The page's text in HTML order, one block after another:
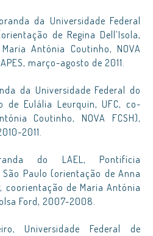
da Universidade Federal
de Regina Dell’Isola,
Antónia Coutinho, NOVA
março-agosto de 2011.
da Universidade Federal do
de Eulália Leurquin, UFC, co-
Coutinho, NOVA FCSH),
2011.
do LAEL, Pontifícia
Paulo (orientação de Anna
coorientação de Maria Antónia
Ford, 2007-2008.
Universidade Federal de